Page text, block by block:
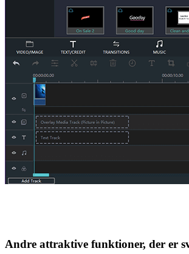
Andre attraktive funktioner, der er